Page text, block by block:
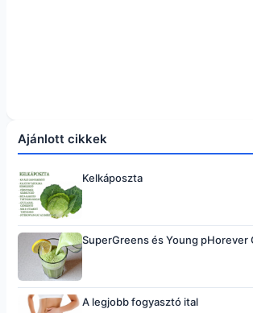
Ajánlott cikkek
Kelkáposzta
SuperGreens és Young pHorever
A legjobb fogyasztó ital